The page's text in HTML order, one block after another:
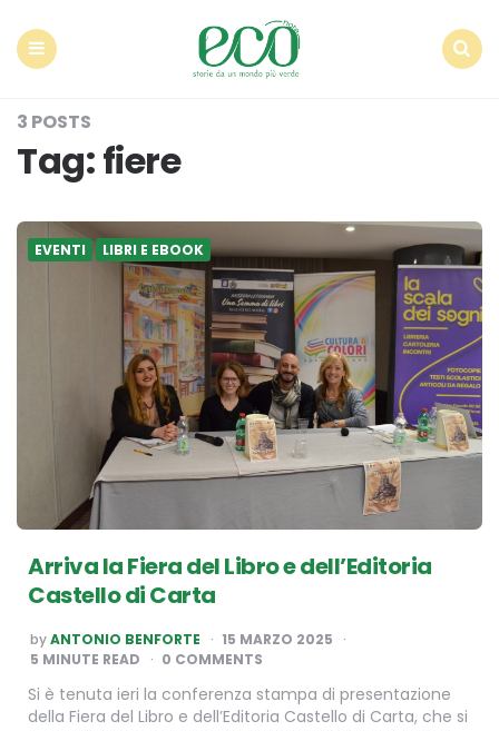
3 POSTS
Tag:fiere
EVENTI LIBRI E EBOOK
Arriva la Fiera del Libro e dell’Editoria
Castello di Carta
POSTED
BY
byANTONIO BENFORTE
15 MARZO 2025
5 MINUTE READ 0 COMMENTS
Si è tenuta ieri la conferenza stampa di presentazione
della Fiera del Libro e dell’Editoria Castello di Carta, che si